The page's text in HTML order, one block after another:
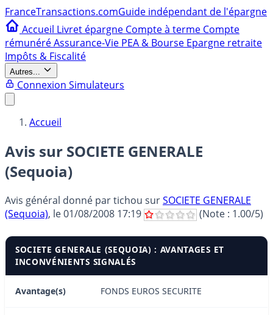
FranceTransactions.comGuide indépendant de l'épargne
Accueil Livret épargne Compte à terme Compte
rémunéréAssurance-Vie PEA & Bourse Epargne retraite
Impôts & Fiscalité
Autres...
Connexion Simulateurs
Accueil
Avis sur SOCIETE GENERALE
(Sequoia)
Avis général donné partichou surSOCIETE GENERALE
(Sequoia), le01/08/2008 17:19 (Note : 1.00/5)
SOCIETE GENERALE (SEQUOIA) : AVANTAGES ET
INCONVÉNIENTS SIGNALÉS
Avantage(s) FONDS EUROS SECURITE